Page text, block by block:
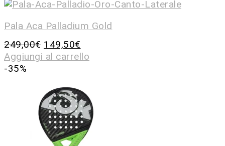
Pala Aca Palladium Gold
249,00€ 149,50€
Aggiungi al carrello
-35%